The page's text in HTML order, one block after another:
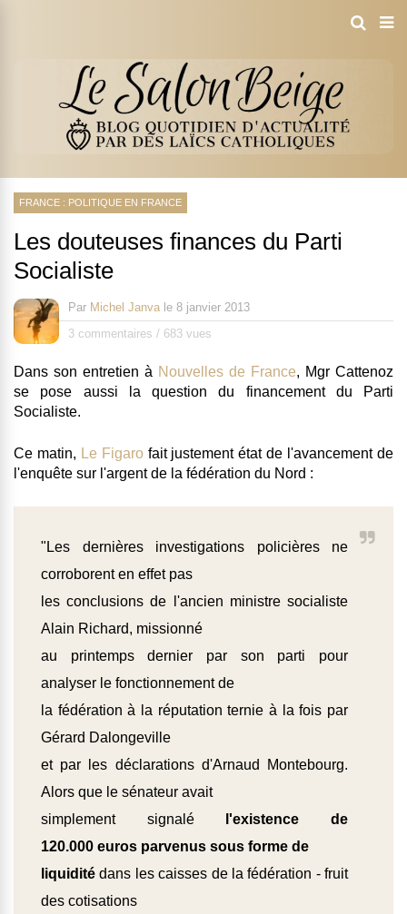
FRANCE : POLITIQUE EN FRANCE
Les douteuses finances du Parti
Socialiste
Par Michel Janva le 8 janvier 2013
3 commentaires / 683 vues
Dans son entretien à Nouvelles de France, Mgr Cattenoz
se pose aussi la question du financement du Parti
Socialiste.
Ce matin, Le Figarofait justement état de l'avancement de
l'enquête sur l'argent de la fédération du Nord :
"Les dernières investigations policières ne
corroborent en effet pas
les conclusions de l'ancien ministre socialiste
Alain Richard, missionné
au printemps dernier par son parti pour
analyser le fonctionnement de
la fédération à la réputation ternie à la fois par
Gérard Dalongeville
et par les déclarations d'Arnaud Montebourg.
Alors que le sénateur avait
simplement signalél'existence de
120.000 euros parvenus sous forme de
liquidité dans les caisses de la fédération - fruit
des cotisations